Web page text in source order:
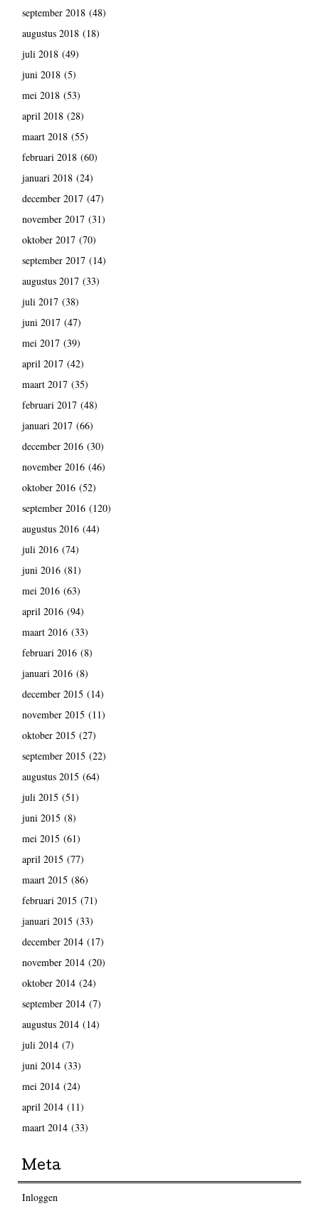
september 2018(48)
augustus 2018(18)
juli 2018(49)
juni 2018(5)
mei 2018(53)
april 2018(28)
maart 2018(55)
februari 2018(60)
januari 2018(24)
december 2017(47)
november 2017(31)
oktober 2017(70)
september 2017(14)
augustus 2017(33)
juli 2017(38)
juni 2017(47)
mei 2017(39)
april 2017(42)
maart 2017(35)
februari 2017(48)
januari 2017(66)
december 2016(30)
november 2016(46)
oktober 2016(52)
september 2016(120)
augustus 2016(44)
juli 2016(74)
juni 2016(81)
mei 2016(63)
april 2016(94)
maart 2016(33)
februari 2016(8)
januari 2016(8)
december 2015 (14)
november 2015 (11)
oktober 2015 (27)
september 2015 (22)
augustus 2015 (64)
juli 2015 (51)
juni 2015 (8)
mei 2015 (61)
april 2015 (77)
maart 2015 (86)
februari 2015 (71)
januari 2015 (33)
december 2014(17)
november 2014(20)
oktober 2014(24)
september 2014(7)
augustus 2014(14)
juli 2014(7)
juni 2014(33)
mei 2014(24)
april 2014(11)
maart 2014(33)
Meta
Inloggen